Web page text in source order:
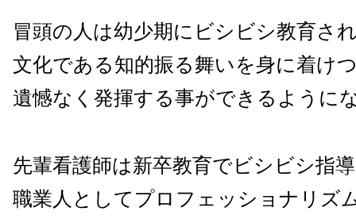
冒頭の人は幼少期にビシビシ教育さ
文化である知的振る舞いを身に着け
遺憾なく発揮する事ができるように
先輩看護師は新卒教育でビシビシ指
職業人としてプロフェッショナリズ